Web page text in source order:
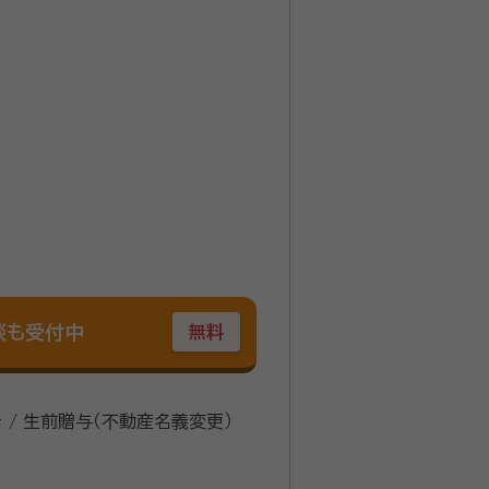
受付中 無料
前贈与（不動産名義変更）